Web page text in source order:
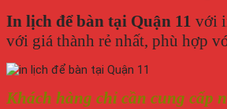
In lịch để bàn tại Quận 11 với
với giá thành rẻ nhất, phù hợp
Khách hàng chỉ cần cung cấp